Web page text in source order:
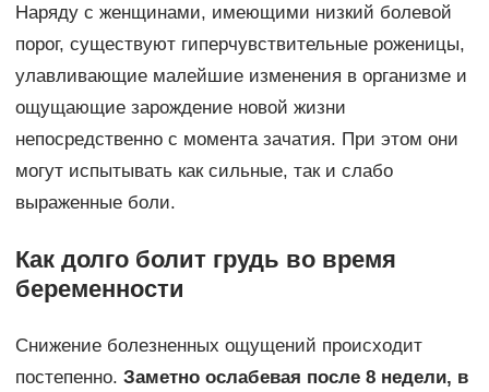
Наряду с женщинами, имеющими низкий болевой
порог, существуют гиперчувствительные роженицы,
улавливающие малейшие изменения в организме и
ощущающие зарождение новой жизни
непосредственно с момента зачатия. При этом они
могут испытывать как сильные, так и слабо
выраженные боли.
Как долго болит грудь во время
беременности
Снижение болезненных ощущений происходит
постепенно. Заметно ослабевая после 8 недели, в